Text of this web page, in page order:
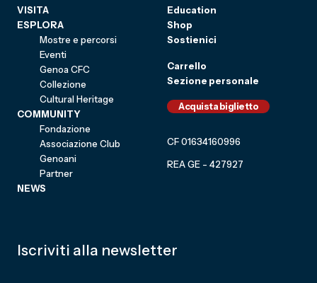
VISITA
ESPLORA
Mostre e percorsi
Eventi
Genoa CFC
Collezione
Cultural Heritage
COMMUNITY
Fondazione
Associazione Club
Genoani
Partner
NEWS
Education
Shop
Sostienici
Carrello
Sezione personale
Acquista biglietto
CF 01634160996
REA GE - 427927
Iscriviti alla newsletter